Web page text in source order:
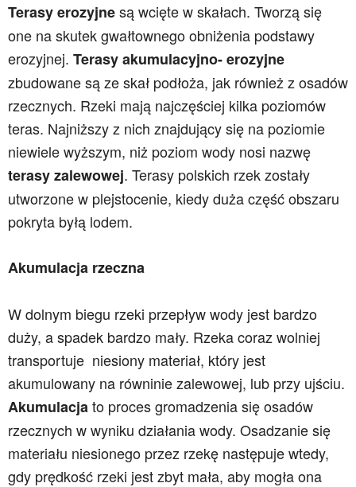
Terasy erozyjnesą wcięte w skałach. Tworzą się
one na skutek gwałtownego obniżenia podstawy
erozyjnej. Terasy akumulacyjno- erozyjne
zbudowane są ze skał podłoża, jak również z osadów
rzecznych. Rzeki mają najczęściej kilka poziomów
teras. Najniższy z nich znajdujący się na poziomie
niewiele wyższym, niż poziom wody nosi nazwę
terasy zalewowej. Terasy polskich rzek zostały
utworzone w plejstocenie, kiedy duża część obszaru
pokryta byłą lodem.
Akumulacja rzeczna
W dolnym biegu rzeki przepływ wody jest bardzo
duży, a spadek bardzo mały. Rzeka coraz wolniej
transportuje niesiony materiał, który jest
akumulowany na równinie zalewowej, lub przy ujściu.
Akumulacjato proces gromadzenia się osadów
rzecznych w wyniku działania wody. Osadzanie się
materiału niesionego przez rzekę następuje wtedy,
gdy prędkość rzeki jest zbyt mała, aby mogła ona